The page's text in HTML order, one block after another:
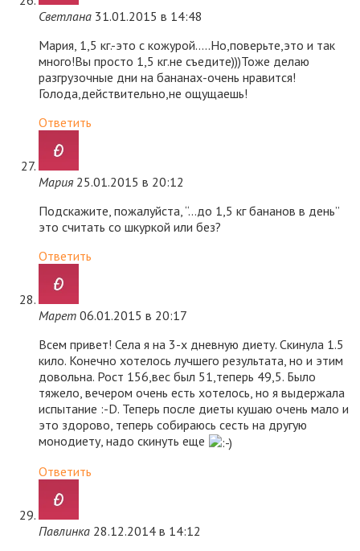
Светлана 31.01.2015 в 14:48
Мария, 1,5 кг.-это с кожурой…..Но,поверьте,это и так
много!Вы просто 1,5 кг.не съедите)))Тоже делаю
разгрузочные дни на бананах-очень нравится!
Голода,действительно,не ощущаешь!
Ответить
Мария 25.01.2015 в 20:12
Подскажите, пожалуйста, “…до 1,5 кг бананов в день”
это считать со шкуркой или без?
Ответить
Марет 06.01.2015 в 20:17
Всем привет! Села я на 3-х дневную диету. Скинула 1.5
кило. Конечно хотелось лучшего результата, но и этим
довольна. Рост 156,вес был 51,теперь 49,5. Было
тяжело, вечером очень есть хотелось, но я выдержала
испытание :-D. Теперь после диеты кушаю очень мало и
это здорово, теперь собираюсь сесть на другую
монодиету, надо скинуть еще
Ответить
Павлинка 28.12.2014 в 14:12